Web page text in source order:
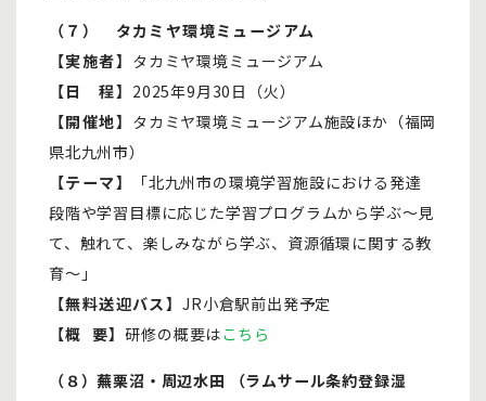
（７） タカミヤ環境ミュージアム
【実施者】 タカミヤ環境ミュージアム
【日 程】 2025年9月30日（火）
【開催地】 タカミヤ環境ミュージアム施設ほか（福岡
県北九州市）
【テーマ】
「北九州市の環境学習施設における発達
段階や学習目標に応じた学習プログラムから学ぶ～見
て、触れて、楽しみながら学ぶ、資源循環に関する教
育～」
【無料送迎バス】JR小倉駅前出発予定
【概 要】研修の概要はこちら
（８）蕪栗沼・周辺水田 （ラムサール条約登録湿